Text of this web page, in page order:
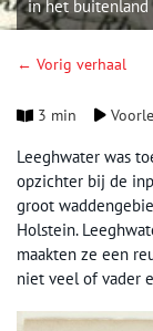
in het buitenland
← Vorig verhaal
3 min
Leeghwater was
opzichter bij de
groot
Holstein.
maakten ze een
niet veel of vader